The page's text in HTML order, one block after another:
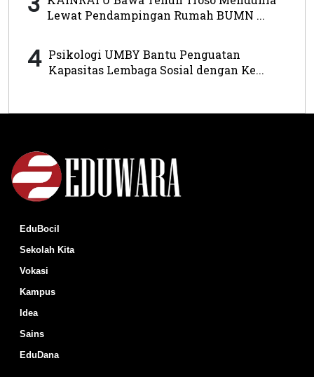
Lewat Pendampingan Rumah BUMN ...
4 Psikologi UMBY Bantu Penguatan
Kapasitas Lembaga Sosial dengan Ke...
EduBocil
Sekolah Kita
Vokasi
Kampus
Idea
Sains
EduDana